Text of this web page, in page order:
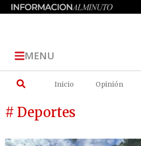
MENU
Inicio Opinión
# Deportes